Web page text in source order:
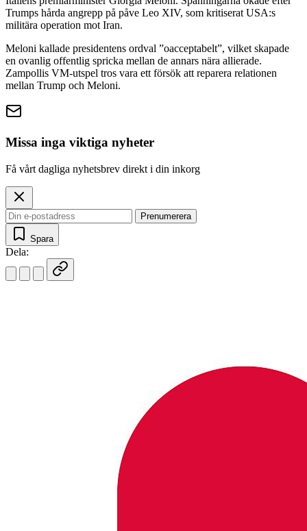
Trumps hårda angrepp på påve Leo XIV, som kritiserat USA:s
militära operation mot Iran.
Meloni kallade presidentens ordval ”oacceptabelt”, vilket skapade
en ovanlig offentlig spricka mellan de annars nära allierade.
Zampollis VM‑utspel tros vara ett försök att reparera relationen
mellan Trump och Meloni.
Missa inga viktiga nyheter
Få vårt dagliga nyhetsbrev direkt i din inkorg
Prenumerera
Spara
Dela: